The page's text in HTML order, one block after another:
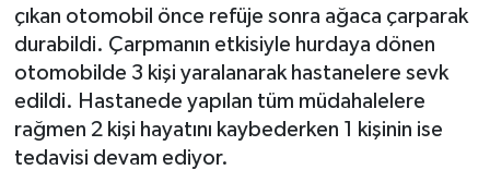
çıkan otomobil önce refüje sonra ağaca çarparak
durabildi. Çarpmanın etkisiyle hurdaya dönen
otomobilde 3 kişi yaralanarak hastanelere sevk
edildi. Hastanede yapılan tüm müdahalelere
rağmen 2 kişi hayatını kaybederken 1 kişinin ise
tedavisi devam ediyor.
KÜLTÜR SANAT
SPOR
MAGAZİN
Son Dakika Haberleri
Haber Arşivi